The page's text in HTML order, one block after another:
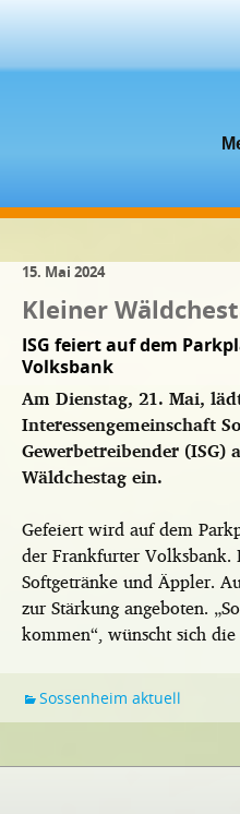
15. Mai 2024
Kleiner
ISG feiert auf dem
Volksbank
Am Dienstag, 21. Mai,
Interessengemeinschaft
Gewerbetreibender
Wäldchestag ein.
Gefeiert wird auf dem
der Frankfurter Volksbank.
Softgetränke und Äppler.
zur Stärkung angeboten.
kommen“, wünscht sich die
Sossenheim aktuell